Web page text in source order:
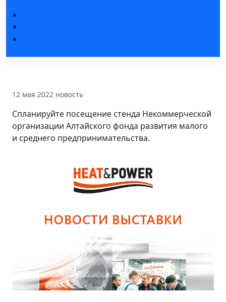
12 мая 2022 новость
Спланируйте посещение стенда Некоммерческой
организации Алтайского фонда развития малого
и среднего предпринимательства.